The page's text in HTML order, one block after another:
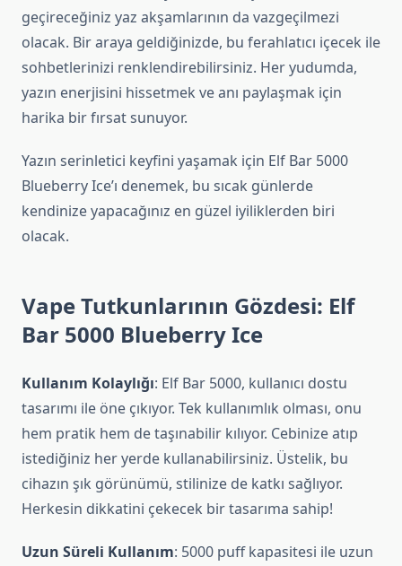
geçireceğiniz yaz akşamlarının da vazgeçilmezi
olacak. Bir araya geldiğinizde, bu ferahlatıcı içecek ile
sohbetlerinizi renklendirebilirsiniz. Her yudumda,
yazın enerjisini hissetmek ve anı paylaşmak için
harika bir fırsat sunuyor.
Yazın serinletici keyfini yaşamak için Elf Bar 5000
Blueberry Ice’ı denemek, bu sıcak günlerde
kendinize yapacağınız en güzel iyiliklerden biri
olacak.
Vape Tutkunlarının Gözdesi: Elf
Bar 5000 Blueberry Ice
Kullanım Kolaylığı: Elf Bar 5000, kullanıcı dostu
tasarımı ile öne çıkıyor. Tek kullanımlık olması, onu
hem pratik hem de taşınabilir kılıyor. Cebinize atıp
istediğiniz her yerde kullanabilirsiniz. Üstelik, bu
cihazın şık görünümü, stilinize de katkı sağlıyor.
Herkesin dikkatini çekecek bir tasarıma sahip!
Uzun Süreli Kullanım: 5000 puff kapasitesi ile uzun